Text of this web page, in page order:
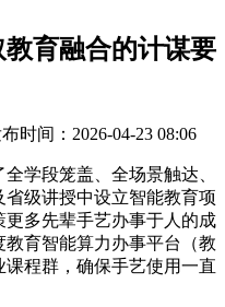
育融合的计谋要
时间：2026-04-23 08:06
段笼盖、全场景触达、
级讲授中设立智能教育项
更多先辈手艺办事于人的成
育智能算力办事平台（教
程群，确保手艺使用一直